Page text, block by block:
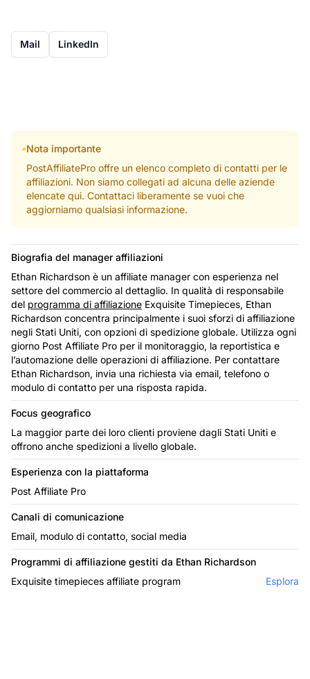
Mail LinkedIn
Nota importante
PostAffiliatePro offre un elenco completo di contatti per le
affiliazioni. Non siamo collegati ad alcuna delle aziende
elencate qui. Contattaci liberamente se vuoi che
aggiorniamo qualsiasi informazione.
Biografia del manager affiliazioni
Ethan Richardson è un affiliate manager con esperienza nel
settore del commercio al dettaglio. In qualità di responsabile
del programma di affiliazione Exquisite Timepieces, Ethan
Richardson concentra principalmente i suoi sforzi di affiliazione
negli Stati Uniti, con opzioni di spedizione globale. Utilizza ogni
giorno Post Affiliate Pro per il monitoraggio, la reportistica e
l’automazione delle operazioni di affiliazione. Per contattare
Ethan Richardson, invia una richiesta via email, telefono o
modulo di contatto per una risposta rapida.
Focus geografico
La maggior parte dei loro clienti proviene dagli Stati Uniti e
offrono anche spedizioni a livello globale.
Esperienza con la piattaforma
Post Affiliate Pro
Canali di comunicazione
Email, modulo di contatto, social media
Programmi di affiliazione gestiti da Ethan Richardson
Exquisite timepieces affiliate program
Esplora